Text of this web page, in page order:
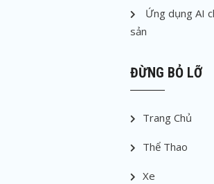
Ứng dụng AI
sản
ĐỪNG BỎ LỠ
Trang Chủ
Thể Thao
Xe